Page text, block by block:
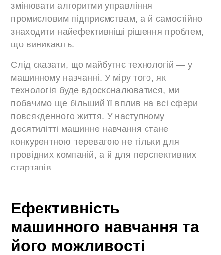
змінювати алгоритми управління
промисловим підприємствам, а й самостійно
знаходити найефективніші рішення проблем,
що виникають.
Слід сказати, що майбутнє технологій — у
машинному навчанні. У міру того, як
технологія буде вдосконалюватися, ми
побачимо ще більший її вплив на всі сфери
повсякденного життя. У наступному
десятилітті машинне навчання стане
конкурентною перевагою не тільки для
провідних компаній, а й для перспективних
стартапів.
Ефективність
машинного навчання та
його можливості